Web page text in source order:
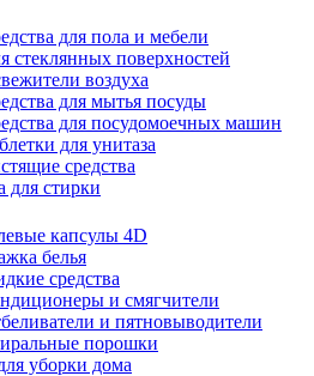
для пола и мебели
стеклянных поверхностей
воздуха
для мытья посуды
для посудомоечных машин
для унитаза
средства
для стирки
капсулы 4D
белья
средства
и смягчители
и пятновыводители
порошки
уборки дома